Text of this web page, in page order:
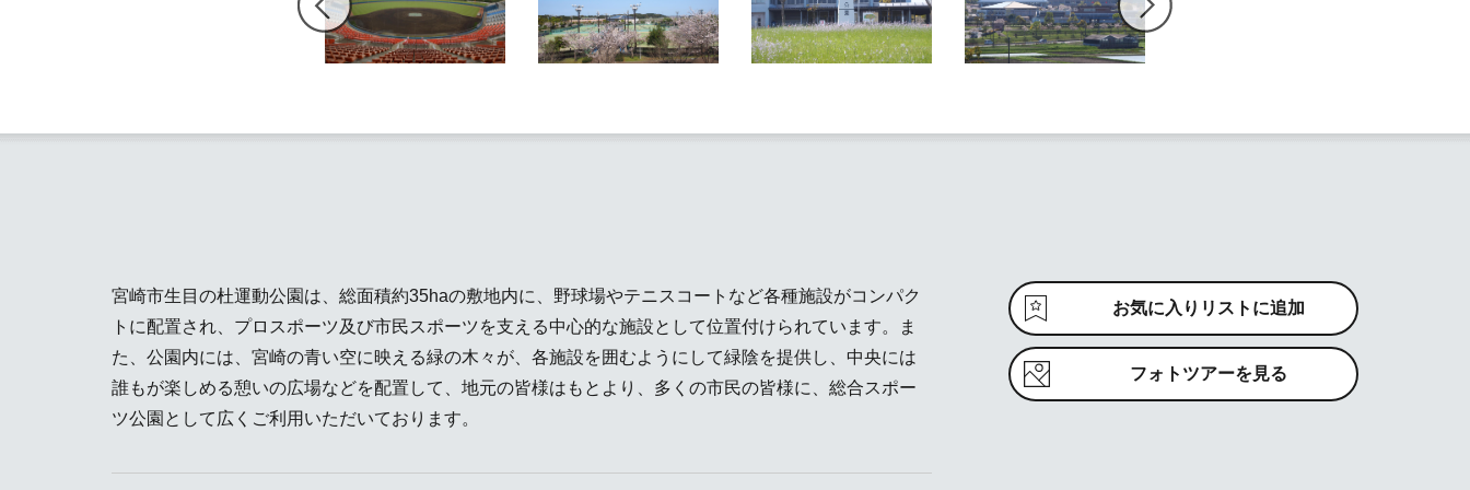
宮崎市生目の杜運動公園は、総面積約35haの敷地内に、野球場やテニスコートなど各種施設がコンパク
トに配置され、プロスポーツ及び市民スポーツを支える中心的な施設として位置付けられています。ま
た、公園内には、宮崎の青い空に映える緑の木々が、各施設を囲むようにして緑陰を提供し、中央には
誰もが楽しめる憩いの広場などを配置して、地元の皆様はもとより、多くの市民の皆様に、総合スポー
ツ公園として広くご利用いただいております。
お気に入りリストに追加
フォトツアーを見る